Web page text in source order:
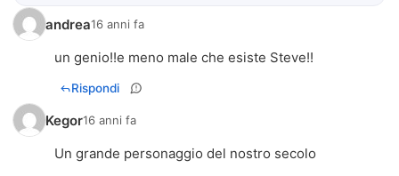
andrea16 anni fa
un genio!!e meno male che esiste Steve!!
Rispondi
Kegor16 anni fa
Un grande personaggio del nostro secolo